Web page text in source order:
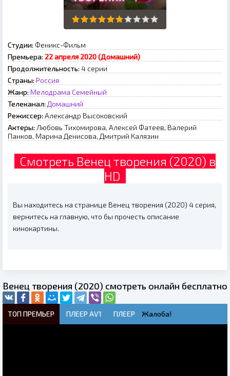
Студии: Феникс-Фильм
Премьера: 22 апреля 2020 (Домашний)
Продолжительность: 4 серии
Страны: Россия
Жанр: Мелодрама Семейный
Телеканал: Домашний
Режиссер: Александр Высоковский
Актеры: Любовь Тихомирова, Алексей Фатеев, Валерий
Панков, Марина Денисова, Дмитрий Калязин
Смотреть Венец творения (2020) в
HD
Вы находитесь на странице Венец творения (2020) 4 серия,
вернитесь на главную, что бы прочесть описание
кинокартины.
Венец творения (2020) смотреть онлайн бесплатно
ТОП ПРЕМЬЕР ПЛЕЕР AV1 ПЛЕЕР Жалоба!